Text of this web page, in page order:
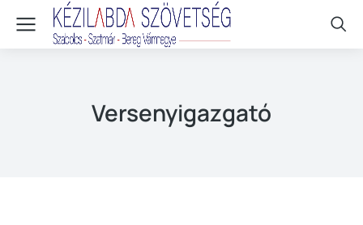
Versenyigazgató